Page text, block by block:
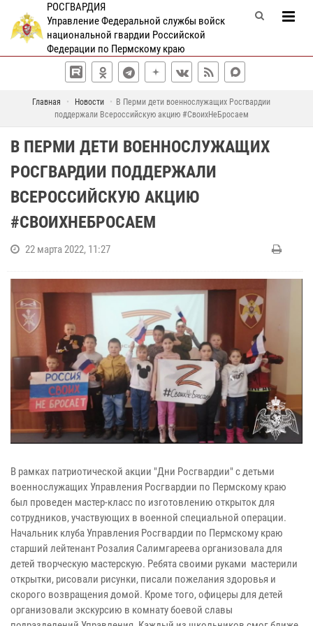
РОСГВАРДИЯ
Управление Федеральной службы войск
национальной гвардии Российской
Федерации по Пермскому краю
Главная Новости
В Перми дети военнослужащих Росгвардии
поддержали Всероссийскую акцию #СвоихНеБросаем
В ПЕРМИ ДЕТИ ВОЕННОСЛУЖАЩИХ
РОСГВАРДИИ ПОДДЕРЖАЛИ
ВСЕРОССИЙСКУЮ АКЦИЮ
#СВОИХНЕБРОСАЕМ
22 марта 2022, 11:27
В рамках патриотической акции "Дни Росгвардии" с детьми
военнослужащих Управления Росгвардии по Пермскому краю
был проведен мастер-класс по изготовлению открыток для
сотрудников, участвующих в военной специальной операции.
Начальник клуба Управления Росгвардии по Пермскому краю
старший лейтенант Розалия Салимгареева организовала для
детей творческую мастерскую. Ребята своими руками мастерили
открытки, рисовали рисунки, писали пожелания здоровья и
скорого возвращения домой. Кроме того, офицеры для детей
организовали экскурсию в комнату боевой славы